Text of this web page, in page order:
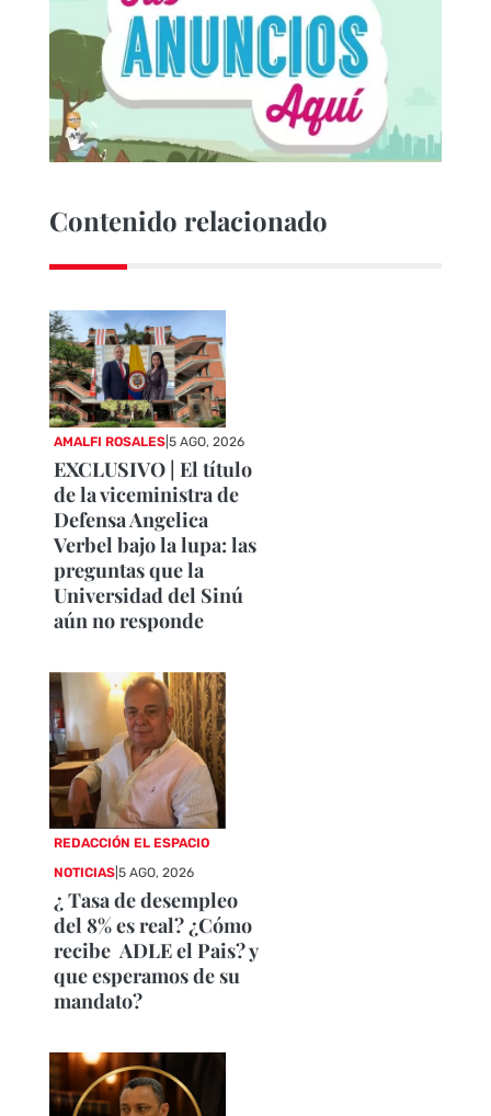
Contenido relacionado
AMALFI ROSALES |5 AGO, 2026
EXCLUSIVO | El título
de la viceministra de
Defensa Angelica
Verbel bajo la lupa: las
preguntas que la
Universidad del Sinú
aún no responde
REDACCIÓN EL ESPACIO
NOTICIAS |5 AGO, 2026
¿ Tasa de desempleo
del 8% es real? ¿Cómo
recibe ADLE el Pais? y
que esperamos de su
mandato?